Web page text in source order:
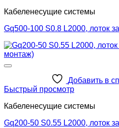
Кабеленесущие системы
Gq500-100 S0.8 L2000, лоток
Добавить в
Быстрый просмотр
Кабеленесущие системы
Gq200-50 S0.55 L2000, лоток